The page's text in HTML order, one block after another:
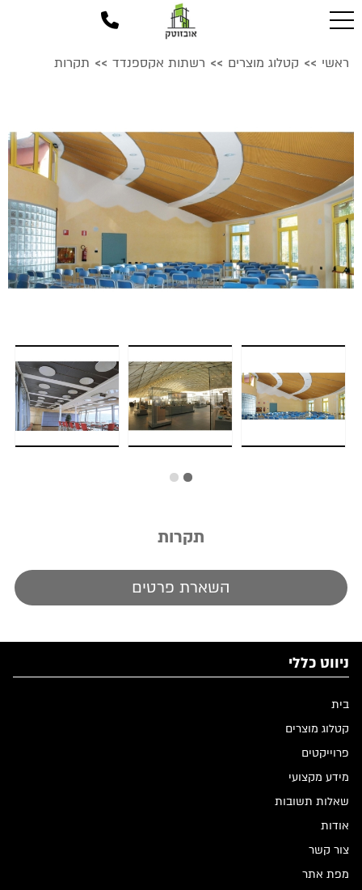
ראשי >> קטלוג מוצרים >> רשתות אקספנדד >> תקרות
תקרות
השארת פרטים
ניווט כללי
בית
קטלוג מוצרים
פרוייקטים
מידע מקצועי
שאלות תשובות
אודות
צור קשר
מפת אתר